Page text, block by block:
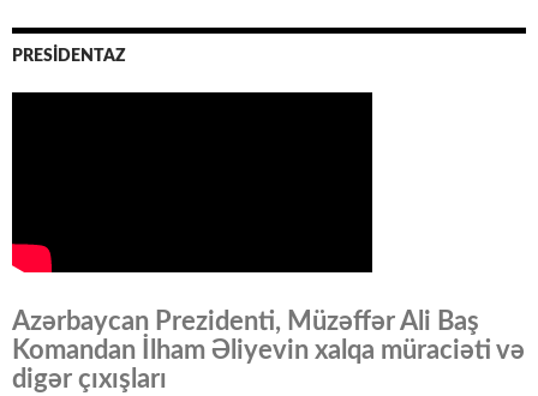
PRESİDENTAZ
Azərbaycan Prezidenti, Müzəffər Ali Baş
Komandan İlham Əliyevin xalqa müraciəti və
digər çıxışları